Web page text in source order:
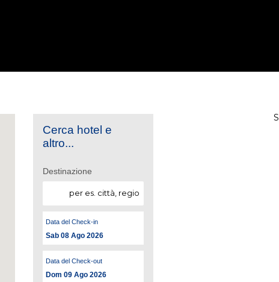
Cerca hotel e
altro...
Destinazione
Data del Check-in
Sab 08 Ago 2026
Data del Check-out
Dom 09 Ago 2026